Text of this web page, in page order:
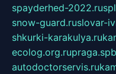
spayderhed-2022.ru
snow-guard.ruslovar-
shkurki-karakulya.ru
ecolog.org.ru
autodoctorservis.ru